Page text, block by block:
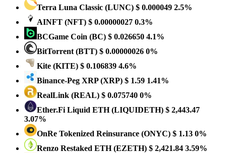
Terra Luna Classic (LUNC) $ 0.000049 2.5%
AINFT (NFT) $ 0.00000027 0.3%
BCGame Coin (BC) $ 0.026650 4.1%
BitTorrent (BTT) $ 0.00000026 0%
Kite (KITE) $ 0.106839 4.6%
Binance-Peg XRP(XRP) $ 1.59 1.41%
RealLink (REAL) $ 0.075740 0%
Ether.Fi Liquid ETH(LIQUIDETH) $ 2,443.47
3.07%
OnRe Tokenized Reinsurance (ONYC) $ 1.13 0%
Renzo Restaked ETH(EZETH) $ 2,421.84 3.59%